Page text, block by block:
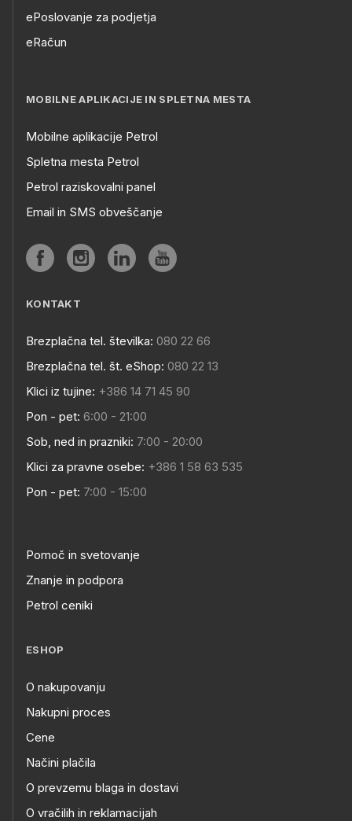
ePoslovanje za podjetja
eRačun
MOBILNE APLIKACIJE IN SPLETNA MESTA
Mobilne aplikacije Petrol
Spletna mesta Petrol
Petrol raziskovalni panel
Email in SMS obveščanje
KONTAKT
Brezplačna tel. številka: 080 22 66
Brezplačna tel. št. eShop: 080 22 13
Klici iz tujine: +386 14 71 45 90
Pon - pet: 6:00 - 21:00
Sob, ned in prazniki: 7:00 - 20:00
Klici za pravne osebe: +386 1 58 63 535
Pon - pet: 7:00 - 15:00
Pomoč in svetovanje
Znanje in podpora
Petrol ceniki
ESHOP
O nakupovanju
Nakupni proces
Cene
Načini plačila
O prevzemu blaga in dostavi
O vračilih in reklamacijah